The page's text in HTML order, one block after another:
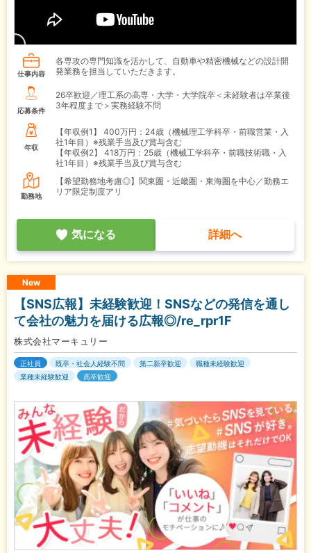
仕事内容
各専攻の専門知識を活かして、自動車や精密機械などの設計開
発業務を担当していただきます。
応募条件
26卒歓迎／理工系の高専・大学・大学院卒＜未経験者は卒業後
3年程度まで＞実務経験不問
年収
【年収例1】
400万円：24歳（機械理工学科卒・前職営業・入
社1年目）※残業手当及び賞与含む
【年収例2】
418万円：25歳（機械工学科卒・前職技術職・入
社1年目）※残業手当及び賞与含む
勤務地
【希望勤務地考慮◎】関東圏・近畿圏・東海圏を中心／勤務エ
リア限定制度アリ
気になる 詳細へ
New
【SNS広報】未経験歓迎！SNSなどの発信を通し
て会社の魅力を届ける広報◎/re_rpr1F
株式会社マーキュリー
正社員 既卒・社会人経験不問 第二新卒歓迎
職種未経験歓迎
業種未経験歓迎
高卒歓迎